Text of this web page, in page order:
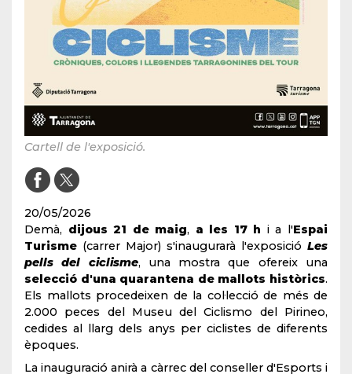
Cartell de l'exposició.
20/05/2026
Demà, dijous 21 de maig, a les 17 h i a l'Espai
Turisme (carrer Major) s'inaugurarà l'exposició Les
pells del ciclisme, una mostra que ofereix una
selecció d'una quarantena de mallots històrics.
Els mallots procedeixen de la col·lecció de més de
2.000 peces del Museu del Ciclismo del Pirineo,
cedides al llarg dels anys per ciclistes de diferents
èpoques.
La inauguració anirà a càrrec del conseller d'Esports i